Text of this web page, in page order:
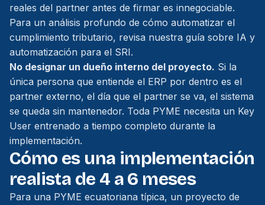
reales del partner antes de firmar es innegociable.
Para un análisis profundo de cómo automatizar el
cumplimiento tributario, revisa nuestra guía sobre IA y
automatización para el SRI.
No designar un dueño interno del proyecto. Si la
única persona que entiende el ERP por dentro es el
partner externo, el día que el partner se va, el sistema
se queda sin mantenedor. Toda PYME necesita un Key
User entrenado a tiempo completo durante la
implementación.
Cómo es una implementación
realista de 4 a 6 meses
Para una PYME ecuatoriana típica, un proyecto de